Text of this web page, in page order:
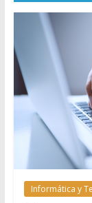
Informática y